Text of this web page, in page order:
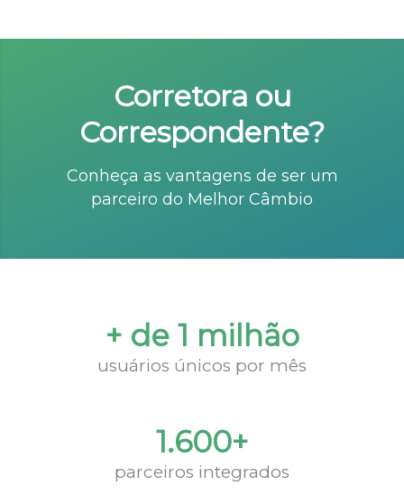
Corretora ou
Correspondente?
Conheça as vantagens de ser um
parceiro do Melhor Câmbio
+ de 1 milhão
usuários únicos por mês
1.600+
parceiros integrados